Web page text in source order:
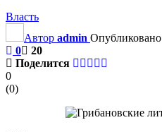
Власть
Автор admin Опубликовано
0
20
Поделится
0
(0)